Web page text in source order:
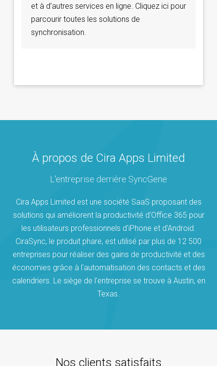
et à d’autres services en ligne. Cliquez ici pour
parcourir toutes les solutions de
synchronisation.
À propos de Cira Apps Limited
L'entreprise derrière SyncGene
Cira Apps Limited est une société SaaS proposant des
solutions qui améliorent la productivité d'Office 365 pour
les utilisateurs professionnels d'iPhone et d'Android.
CiraSync, le produit phare, est utilisé par plus de 12 500
entreprises pour réaliser des gains de productivité et des
économies grâce à l'automatisation des contacts et des
calendriers. Le siège de l'entreprise se trouve à Austin, en
Texas.
Nos clients satisfaits